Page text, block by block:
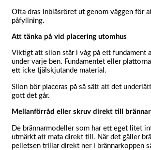
Ofta dras inblåsröret ut genom väggen för
påfyllning.
Att tänka på vid placering utomhus
Viktigt att silon står i våg på ett fundament
under varje ben. Fundamentet eller
ett icke tjälskjutande material.
Silon bör placeras på så sätt att det
gott det går.
Mellanförråd eller skruv direkt till
De brännarmodeller som har ett eget litet
utmärkt att mata direkt till. När det gäller
pelletsen trillar direkt ner i brännarkoppen